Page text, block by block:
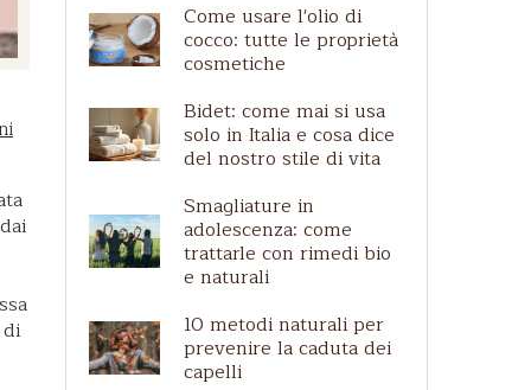
Cuoio capelluto irritato
Pelle matura
Come usare l'olio di
cocco: tutte le proprietà
cosmetiche
Bidet: come mai si usa
solo in Italia e cosa dice
del nostro stile di vita
Smagliature in
adolescenza: come
trattarle con rimedi bio
e naturali
10 metodi naturali per
prevenire la caduta dei
capelli